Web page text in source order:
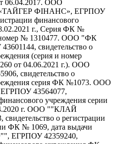
06.04.2017. ООО
ФІНАНС», ЕГРПОУ
финансового
г., Серия ФК №
номер № 1310477. ООО "ФК
свидетельство о
(серия и номер
от 04.06.2021 г.). ООО
свидетельство о
серия ФК №1073. ООО
43564077,
учреждения серии
г. ООО ""КЛАЙ
о регистрации
ФК № 1069, дата выдачи
ЕГРПОУ 42359240,